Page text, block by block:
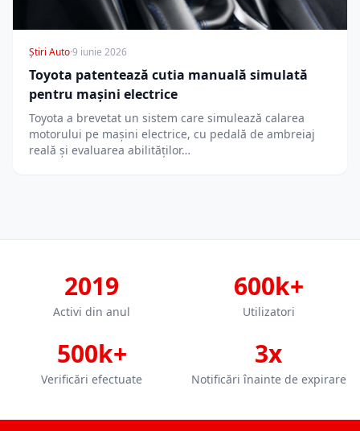
Știri Auto·9 iunie 2026
Toyota patentează cutia manuală simulată
pentru mașini electrice
Toyota a brevetat un sistem care simulează calarea
motorului pe mașini electrice, cu pedală de ambreiaj
reală și evaluarea abilităților…
2019
Activi din anul
600k+
Utilizatori
500k+
Verificări efectuate
3x
Notificări înainte de expirare